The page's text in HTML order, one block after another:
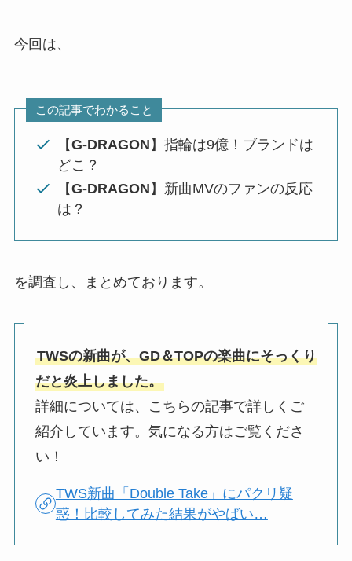
今回は、
この記事でわかること
【G-DRAGON 】指輪は9億！ブランドは
どこ？
【G-DRAGON 】新曲MVのファンの反応
は？
を調査し、まとめております。
TWSの新曲が、GD＆TOPの楽曲にそっくり
だと炎上しました。
詳細については、こちらの記事で詳しくご
紹介しています。気になる方はご覧くださ
い！
TWS新曲「Double Take」にパクリ疑
惑！比較してみた結果がやばい…